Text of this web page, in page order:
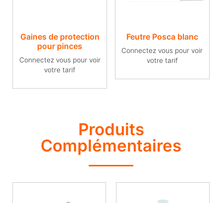
Gaines de protection
pour pinces
Connectez vous pour voir
votre tarif
Feutre Posca blanc
Connectez vous pour voir
votre tarif
Produits
Complémentaires